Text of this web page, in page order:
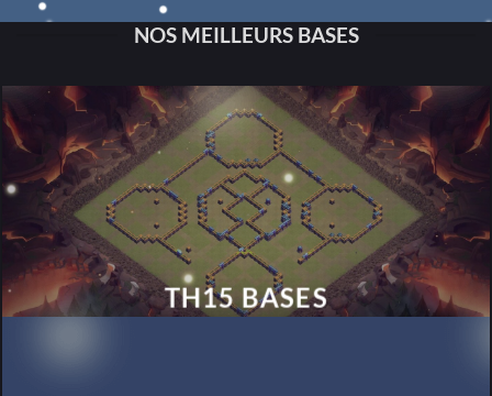
NOS MEILLEURS BASES
TH15 BASES